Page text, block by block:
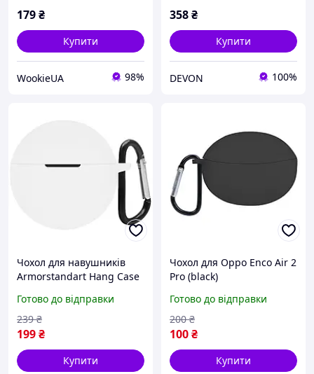
179₴
Купити
WookieUA 98%
358₴
Купити
DEVON 100%
Чохол для навушників
Armorstandart Hang Case
білий (ARM79945)
Готово до відправки
199₴
239 ₴
Купити
Чохол для Oppo Enco Air 2
Pro (black)
Готово до відправки
100₴
200 ₴
Купити